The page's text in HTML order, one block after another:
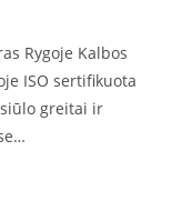
Rygoje Kalbos
ISO sertifikuota
greitai ir